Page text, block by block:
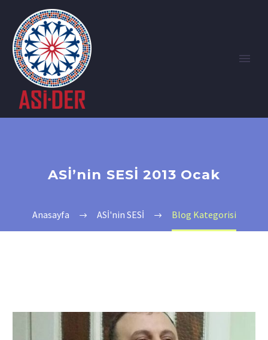
ASİ’nin SESİ 2013 Ocak
Anasayfa ASİ'nin SESİ Blog Kategorisi